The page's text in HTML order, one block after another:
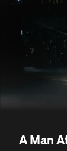
A Man